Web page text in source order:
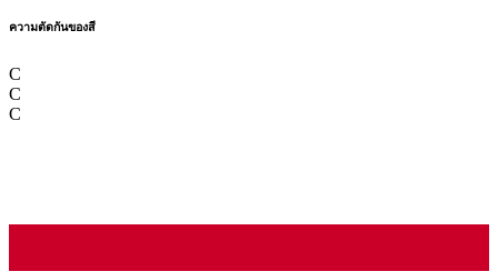
ความตัดกันของสี
C
C
C